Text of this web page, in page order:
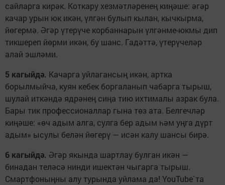
сайларга кирәк. Коткару хезмәтләренең киңәше: әгәр
качар урын юк икән, үлгән булып кылан, кычкырма,
йөгермә. Әгәр үтерүче корбаннарын үлгәнме-юкмы дип
тикшереп йөрми икән, бу шанс. Гадәттә, үтерүчеләр
алай эшләми.
5 кагыйдә. Качарга уйлагансың икән, артка
борылмыйча, куян кебек боргаланып чабарга тырыш,
шулай иткәндә ядрәнең сиңа тию ихтималы азрак була.
Бары тик профессионаллар гына төз ата. Белгечләр
киңәше: «өч адым алга, сулга бер адым һәм уңга дүрт
адым» ысулы белән йөгерү — исән калу шансы бирә.
6 кагыйдә. Әгәр якында шартлау булган икән —
бинадан теләсә нинди ишектән чыгарга тырыш.
Смартфоныңны алу турында уйлама да! YouTube`та